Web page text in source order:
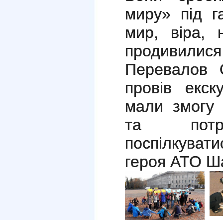
миру» під
мир, віра,
Перевалов
провів
мали змогу
та
героя АТО